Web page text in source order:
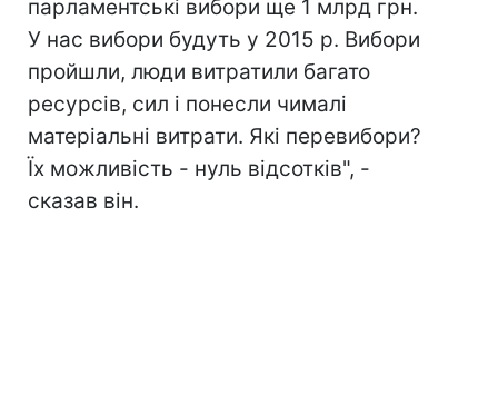
парламентські вибори ще 1 млрд грн.
У нас вибори будуть у 2015 р. Вибори
пройшли, люди витратили багато
ресурсів, сил і понесли чималі
матеріальні витрати. Які перевибори?
Їх можливість - нуль відсотків", -
сказав він.